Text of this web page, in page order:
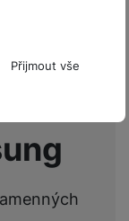
košíkem,
např. pomocí
Přijmout vše